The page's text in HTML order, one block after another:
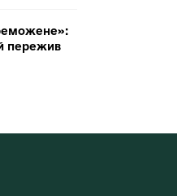
пережив